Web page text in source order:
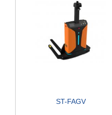
ST-FAGV